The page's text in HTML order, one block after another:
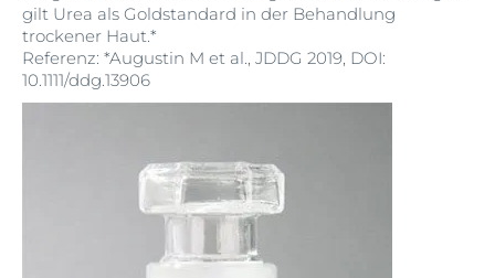
gilt Urea als Goldstandard in der Behandlung
trockener Haut.*
Referenz: *Augustin M et al., JDDG 2019, DOI:
10.1111/ddg.13906